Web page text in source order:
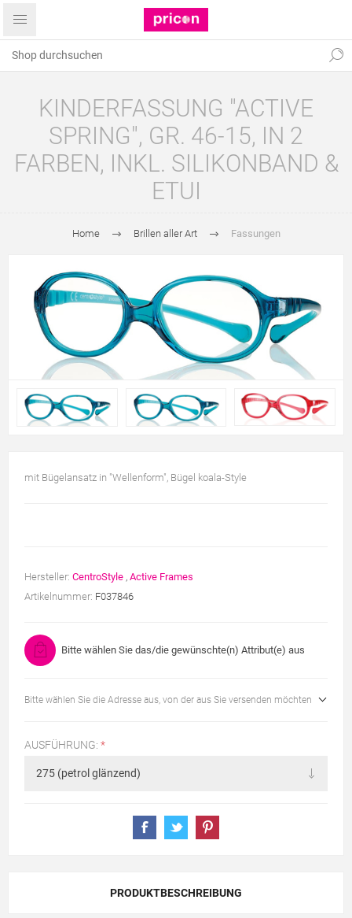
KINDERFASSUNG "ACTIVE
SPRING", GR. 46-15, IN 2
FARBEN, INKL. SILIKONBAND &
ETUI
Home Brillen aller Art Fassungen
mit Bügelansatz in "Wellenform", Bügel koala-Style
Hersteller: CentroStyle , Active Frames
Artikelnummer: F037846
Bitte wählen Sie das/die gewünschte(n) Attribut(e) aus
Bitte wählen Sie die Adresse aus, von der aus Sie versenden möchten
AUSFÜHRUNG: *
PRODUKTBESCHREIBUNG